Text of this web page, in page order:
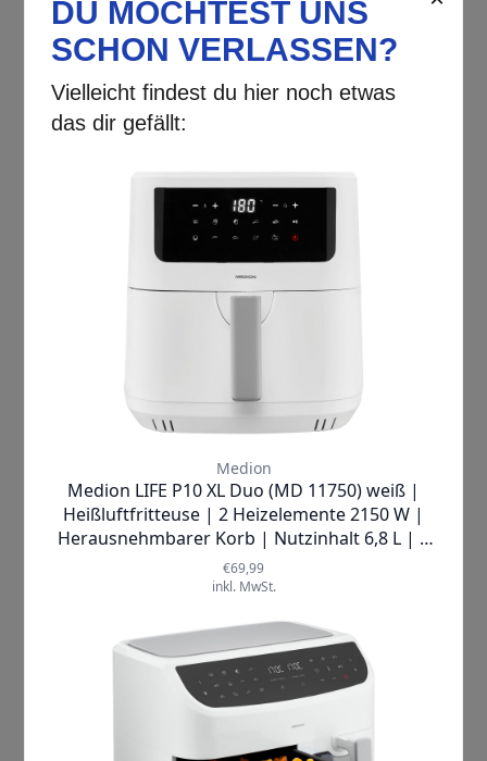
Entdecken Sie dieMedion LIFE P10 XL
Duo (MD 11750) Heißluftfritteuse– Ihr
neuer Küchenhelfer für gesunde und
schmackhafte Mahlzeiten. Mit
modernster Heißluft-Technologie und
diese Fritteuse alles, was Sie für die
Zubereitung knuspriger Speisen
benötigen, ohne auf den typischen
Frittiergeschmack verzichten zu
müssen.
Hohe Gesamtleistung von 2150 W
Genießen Sie eine schnelle und
gleichmäßige Garung Ihrer
Lebensmittel. Die powerful Leistung
garantiert, dass Ihre Gerichte in
kürzerer Zeit perfekt zubereitet